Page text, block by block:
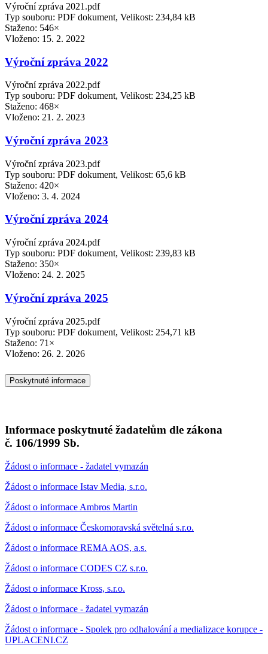
Výroční zpráva 2021.pdf
Typ souboru: PDF dokument, Velikost: 234,84 kB
Staženo: 546×
Vloženo: 15. 2. 2022
Výroční zpráva 2022
Výroční zpráva 2022.pdf
Typ souboru: PDF dokument, Velikost: 234,25 kB
Staženo: 468×
Vloženo: 21. 2. 2023
Výroční zpráva 2023
Výroční zpráva 2023.pdf
Typ souboru: PDF dokument, Velikost: 65,6 kB
Staženo: 420×
Vloženo: 3. 4. 2024
Výroční zpráva 2024
Výroční zpráva 2024.pdf
Typ souboru: PDF dokument, Velikost: 239,83 kB
Staženo: 350×
Vloženo: 24. 2. 2025
Výroční zpráva 2025
Výroční zpráva 2025.pdf
Typ souboru: PDF dokument, Velikost: 254,71 kB
Staženo: 71×
Vloženo: 26. 2. 2026
Poskytnuté informace
Informace poskytnuté žadatelům dle zákona
č. 106/1999 Sb.
Žádost o informace - žadatel vymazán
Žádost o informace Istav Media, s.r.o.
Žádost o informace Ambros Martin
Žádost o informace Českomoravská světelná s.r.o.
Žádost o informace REMA AOS, a.s.
Žádost o informace CODES CZ s.r.o.
Žádost o informace Kross, s.r.o.
Žádost o informace - žadatel vymazán
Žádost o informace - Spolek pro odhalování a medializace korupce -
UPLACENI.CZ